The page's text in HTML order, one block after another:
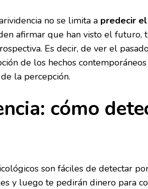
no se limita a predecir
afirmar que han visto el futuro,
Es decir, de ver el
de los hechos
la percepción.
cómo
son fáciles de detectar
y luego te pedirán dinero para